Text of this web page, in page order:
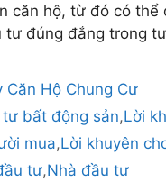
căn hộ, từ đó có thể
tư đúng đắng trong
Căn Hộ Chung Cư
bất động sản,Lời
mua,Lời khuyên
tư,Nhà đầu tư